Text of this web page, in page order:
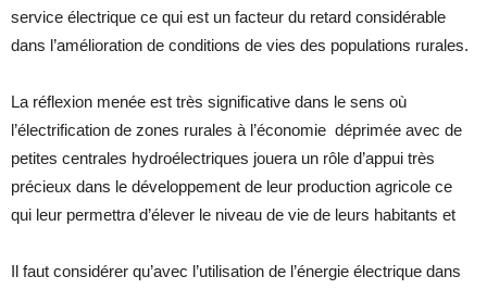
service électrique ce qui est un facteur du retard considérable
dans l’amélioration de conditions de vies des populations rurales.
La réflexion menée est très significative dans le sens où
l’électrification de zones rurales à l’économie déprimée avec de
petites centrales hydroélectriques jouera un rôle d’appui très
précieux dans le développement de leur production agricole ce
qui leur permettra d’élever le niveau de vie de leurs habitants et
Il faut considérer qu’avec l’utilisation de l’énergie électrique dans